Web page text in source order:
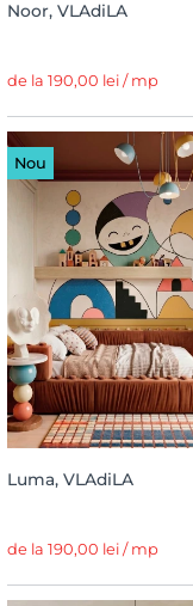
Noor, VLAdiLA
de la 190,00 lei / mp
Nou
Luma, VLAdiLA
de la 190,00 lei / mp